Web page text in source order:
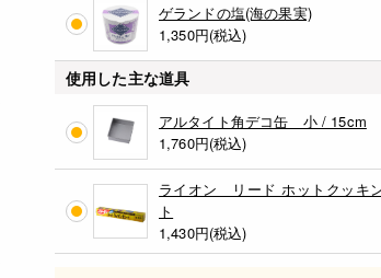
ゲランドの塩(海の果実)
1,350円(税込)
使用した主な道具
アルタイト角デコ缶 小 / 15cm
1,760円(税込)
ライオン リード ホットクッキ
ト
1,430円(税込)